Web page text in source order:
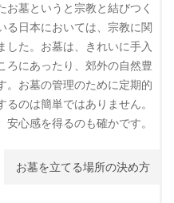
お墓というと宗教と結びつく
る日本においては、宗教に関
した。お墓は、きれいに手入
ろにあったり、郊外の自然豊
。お墓の管理のために定期的
のは簡単ではありません。
心感を得るのも確かです。
お墓を立てる場所の決め方